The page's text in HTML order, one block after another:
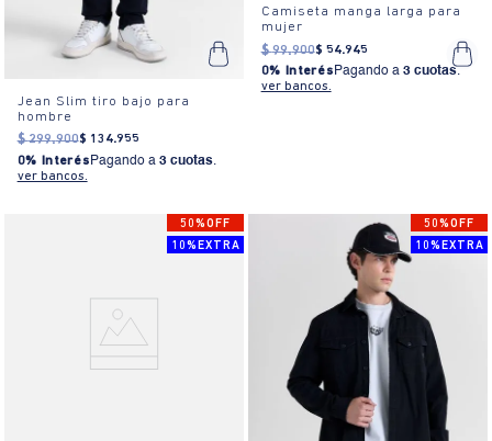
Jean Slim tiro bajo para
hombre
$ 299.900$ 134.955
0% Interés Pagando a 3 cuotas.
ver bancos.
Camiseta manga larga para
mujer
$ 99.900$ 54.945
0% InterésPagando a 3 cuotas.
ver bancos.
50%OFF
10%EXTRA
50%OFF
10%EXTRA